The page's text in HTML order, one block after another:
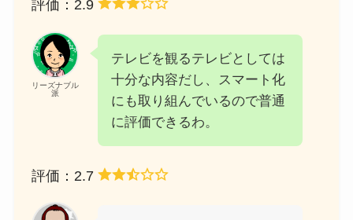
評価：2.9
リーズナブル
派
テレビを観るテレビとしては
十分な内容だし、スマート化
にも取り組んでいるので普通
に評価できるわ。
評価：2.7